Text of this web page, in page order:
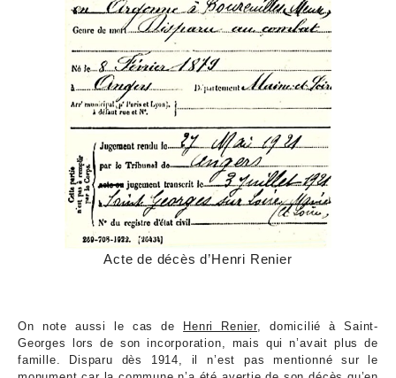
Acte de décès d’Henri Renier
On note aussi le cas de Henri Renier, domicilié à Saint-
Georges lors de son incorporation, mais qui n’avait plus de
famille. Disparu dès 1914, il n’est pas mentionné sur le